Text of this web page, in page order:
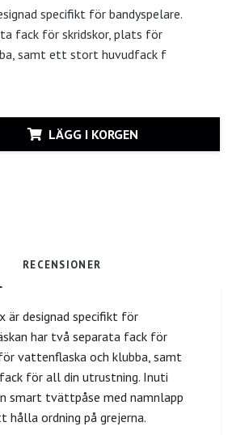
specifikt för bandyspelare.
fack för skridskor, plats för
samt ett stort huvudfack f
LÄGG I KORGEN
RECENSIONER
är designad specifikt för
har två separata fack för
vattenflaska och klubba, samt
för all din utrustning. Inuti
smart tvättpåse med namnlapp
ordning på grejerna.